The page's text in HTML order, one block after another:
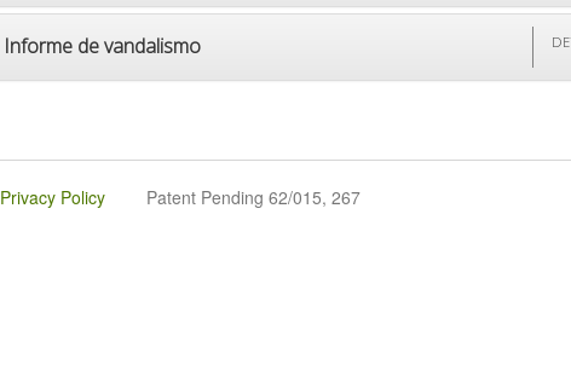
Informe de vandalismo
Privacy Policy Patent Pending 62/015, 267